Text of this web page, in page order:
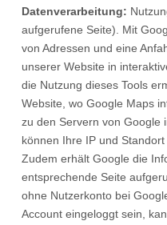
Datenverarbeitung:
aufgerufene Seite). Mit
von Adressen und eine
unserer Website in
die Nutzung dieses Tools
Website, wo Google Maps
zu den Servern von Google
können Ihre IP und
Zudem erhält Google die
entsprechende Seite
ohne Nutzerkonto bei
Account eingeloggt sein,